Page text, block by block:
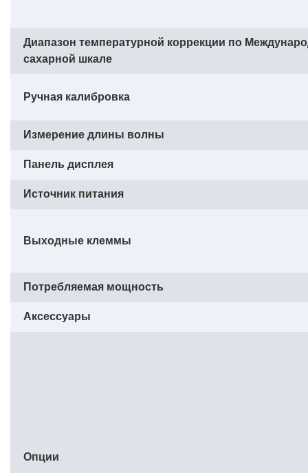
Диапазон температурной коррекции по
сахарной шкале
Ручная калибровка
Измерение длины волны
Панель дисплея
Источник питания
Выходные клеммы
Потребляемая мощность
Аксессуары
Опции